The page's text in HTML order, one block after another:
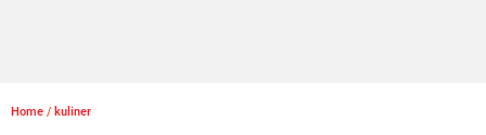
Home / kuliner